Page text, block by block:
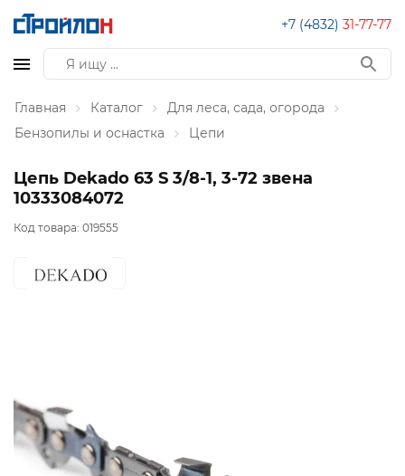
+7 (4832) 31-77-77
Главная Каталог
Для леса, сада, огорода
Бензопилы и оснастка
Цепи
Цепь Dekado 63 S 3/8-1, 3-72 звена
10333084072
Код товара: 019555